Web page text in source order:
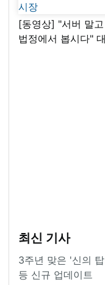
[동영상] "서버 말고
법정에서 봅시다" 대
최신 기사
3주년 맞은 '신의
등 신규 업데이트